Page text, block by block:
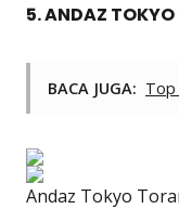
5. ANDAZ
BACA JUGA: Top
Andaz Tokyo